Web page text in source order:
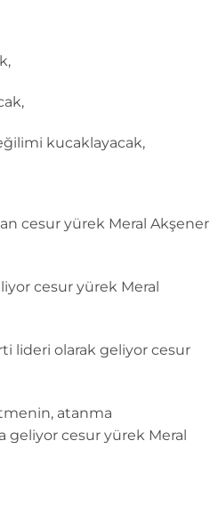
kucaklayacak,
cesur yürek Meral Akşener
cesur yürek Meral
lideri olarak geliyor cesur
atanma
geliyor cesur yürek Meral